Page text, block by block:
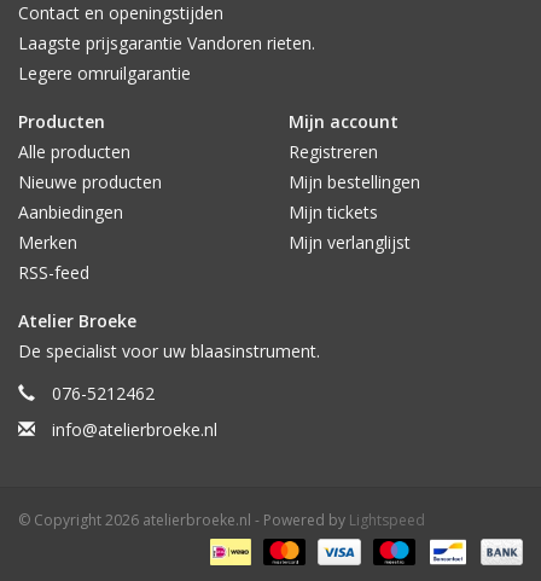
Contact en openingstijden
Laagste prijsgarantie Vandoren rieten.
Legere omruilgarantie
Producten
Alle producten
Nieuwe producten
Aanbiedingen
Merken
RSS-feed
Mijn account
Registreren
Mijn bestellingen
Mijn tickets
Mijn verlanglijst
Atelier Broeke
De specialist voor uw blaasinstrument.
076-5212462
info@atelierbroeke.nl
© Copyright 2026 atelierbroeke.nl - Powered by Lightspeed